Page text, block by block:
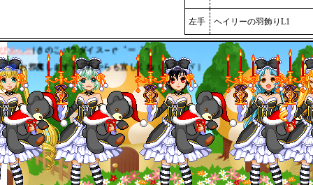
左手 ヘイリーの羽飾りL1
くゆ[お邪魔しますｖこれからも宜しくね（＾＾）ヾ ]